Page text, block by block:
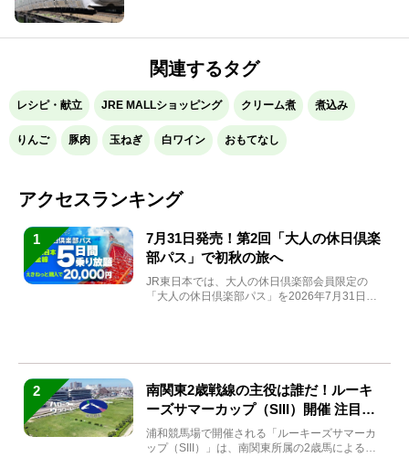
関連するタグ
レシピ・献立 JRE MALLショッピング クリーム煮 煮込み
りんご 豚肉 玉ねぎ 白ワイン おもてなし
アクセスランキング
1
7月31日発売！第2回「大人の休日倶楽
部パス」で初秋の旅へ
JR東日本では、大人の休日倶楽部会員限定の
「大人の休日倶楽部パス」を2026年7月31日
2
南関東2歳戦線の主役は誰だ！ルーキ
ーズサマーカップ（SIII）開催 注目馬
と見どころをチェック
浦和競馬場で開催される「ルーキーズサマーカ
ップ（SIII）」は、南関東所属の2歳馬による注